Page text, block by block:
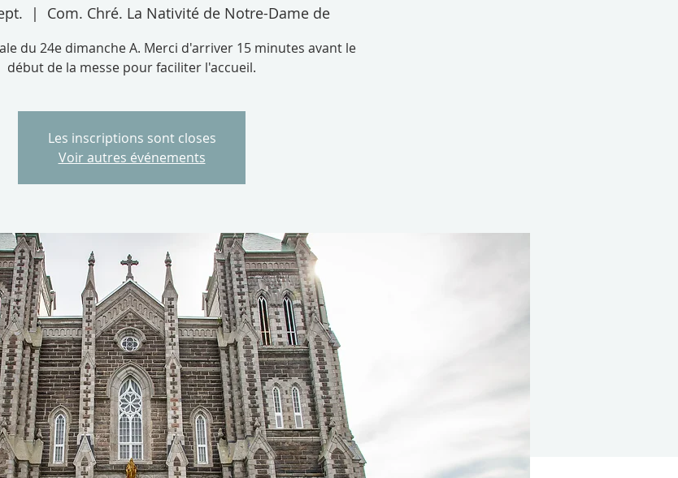
  |
Com. Chré. La Nativité de Notre-Dame de
du 24e dimanche A. Merci d'arriver 15 minutes avant le
début de la messe pour faciliter l'accueil.
Les inscriptions sont closes
Voir autres événements